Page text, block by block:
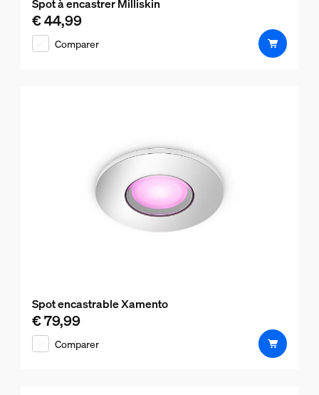
Spot à encastrer Milliskin
Le prix actuel est € 44,99
€ 44,99
Comparer
Spot encastrable Xamento
Le prix actuel est € 79,99
€ 79,99
Comparer